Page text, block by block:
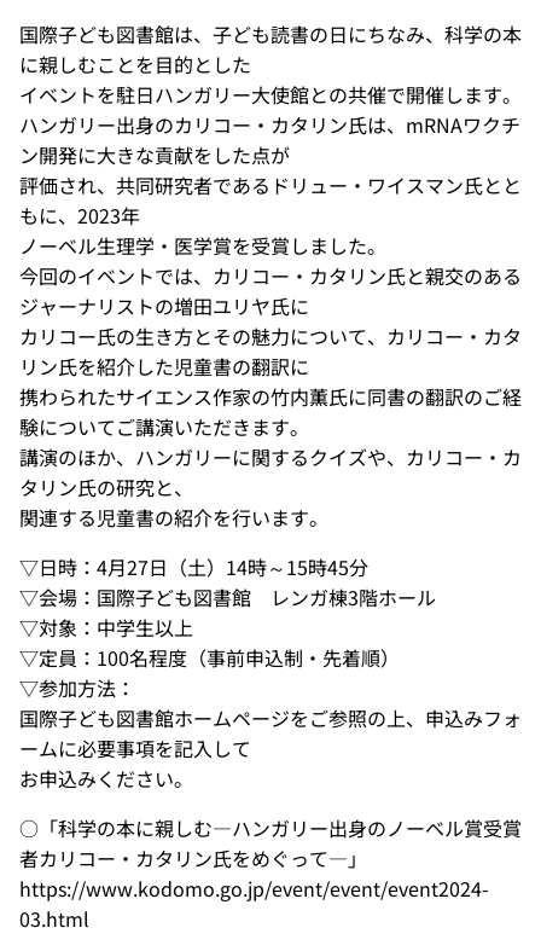
国際子ども図書館は、子ども読書の日にちなみ、科学の本
に親しむことを目的とした
イベントを駐日ハンガリー大使館との共催で開催します。
ハンガリー出身のカリコー・カタリン氏は、mRNAワクチ
ン開発に大きな貢献をした点が
評価され、共同研究者であるドリュー・ワイスマン氏とと
もに、2023年
ノーベル生理学・医学賞を受賞しました。
今回のイベントでは、カリコー・カタリン氏と親交のある
ジャーナリストの増田ユリヤ氏に
カリコー氏の生き方とその魅力について、カリコー・カタ
リン氏を紹介した児童書の翻訳に
携わられたサイエンス作家の竹内薫氏に同書の翻訳のご経
験についてご講演いただきます。
講演のほか、ハンガリーに関するクイズや、カリコー・カ
タリン氏の研究と、
関連する児童書の紹介を行います。
▽日時：4月27日（土）14時～15時45分
▽会場：国際子ども図書館 レンガ棟3階ホール
▽対象：中学生以上
▽定員：100名程度（事前申込制・先着順）
▽参加方法：
国際子ども図書館ホームページをご参照の上、申込みフォ
ームに必要事項を記入して
お申込みください。
○「科学の本に親しむ―ハンガリー出身のノーベル賞受賞
者カリコー・カタリン氏をめぐって―」
https://www.kodomo.go.jp/event/event/event2024-
03.html